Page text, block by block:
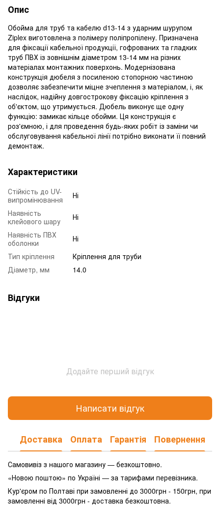
Опис
Обойма для труб та кабелю d13-14 з ударним шурупом
Ziplex виготовлена з полімеру поліпропілену. Призначена
для фіксації кабельної продукції, гофрованих та гладких
труб ПВХ із зовнішнім діаметром 13-14 мм на різних
матеріалах монтажних поверхонь. Модернізована
конструкція дюбеля з посиленою стопорною частиною
дозволяє забезпечити міцне зчеплення з матеріалом, і, як
наслідок, надійну довгострокову фіксацію кріплення з
об'єктом, що утримується. Дюбель виконує ще одну
функцію: замикає кільце обойми. Ця конструкція є
роз'ємною, і для проведення будь-яких робіт із заміни чи
обслуговування кабельної лінії потрібно виконати її повний
демонтаж.
Характеристики
Стійкість до UV-
випромінювання
Ні
Наявність
клейового шару
Ні
Наявність ПВХ
оболонки
Ні
Тип кріплення
Кріплення для труби
Діаметр, мм
14.0
Відгуки
Додайте перший відгук
Написати відгук
Доставка Оплата Гарантія Повернення
Самовивіз з нашого магазину — безкоштовно.
«Новою поштою» по Україні — за тарифами перевізника.
Кур'єром по Полтаві при замовленні до 3000грн - 150грн, при
замовленні від 3000грн - доставка безкоштовна.